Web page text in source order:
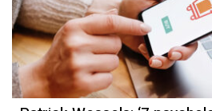
Column
Patrick